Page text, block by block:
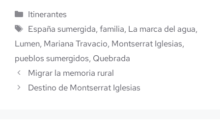
Categorías
Itinerantes
Etiquetas
España sumergida,familia, La marca del agua,
Lumen, Mariana Travacio, Montserrat Iglesias,
pueblos sumergidos, Quebrada
Migrar la memoria rural
Destino de Montserrat Iglesias